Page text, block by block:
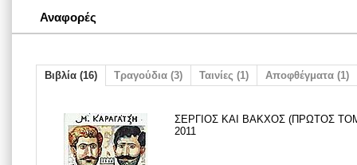
Αναφορές
Βιβλία (16) Τραγούδια (3) Ταινίες (1) Αποφθέγματα (1)
ΣΕΡΓΙΟΣ ΚΑΙ ΒΑΚΧΟΣ (ΠΡΩΤΟΣ
2011